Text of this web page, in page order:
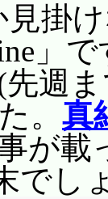
見掛
」
週
。真
が載
でし